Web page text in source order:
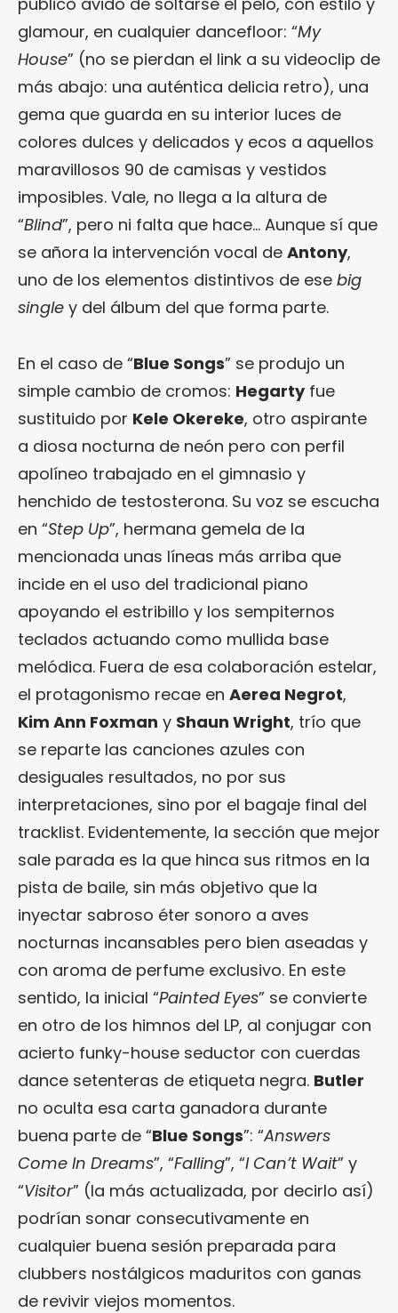
glamour, en cualquier dancefloor: “My
House” (no se pierdan el link a su videoclip de
más abajo: una auténtica delicia retro), una
gema que guarda en su interior luces de
colores dulces y delicados y ecos a aquellos
maravillosos 90 de camisas y vestidos
imposibles. Vale, no llega a la altura de
“Blind”, pero ni falta que hace… Aunque sí que
se añora la intervención vocal de Antony,
uno de los elementos distintivos de ese big
single y del álbum del que forma parte.
En el caso de “Blue Songs” se produjo un
simple cambio de cromos: Hegartyfue
sustituido por Kele Okereke, otro aspirante
a diosa nocturna de neón pero con perfil
apolíneo trabajado en el gimnasio y
henchido de testosterona. Su voz se escucha
en “Step Up”, hermana gemela de la
mencionada unas líneas más arriba que
incide en el uso del tradicional piano
apoyando el estribillo y los sempiternos
teclados actuando como mullida base
melódica. Fuera de esa colaboración estelar,
el protagonismo recae en Aerea Negrot,
Kim Ann Foxman y Shaun Wright, trío que
se reparte las canciones azules con
desiguales resultados, no por sus
interpretaciones, sino por el bagaje final del
tracklist. Evidentemente, la sección que mejor
sale parada es la que hinca sus ritmos en la
pista de baile, sin más objetivo que la
inyectar sabroso éter sonoro a aves
nocturnas incansables pero bien aseadas y
con aroma de perfume exclusivo. En este
sentido, la inicial “Painted Eyes” se convierte
en otro de los himnos del LP, al conjugar con
acierto funky-house seductor con cuerdas
dance setenteras de etiqueta negra. Butler
no oculta esa carta ganadora durante
buena parte de “Blue Songs”: “Answers
Come In Dreams”, “Falling”, “I Can’t Wait” y
“Visitor” (la más actualizada, por decirlo así)
podrían sonar consecutivamente en
cualquier buena sesión preparada para
clubbers nostálgicos maduritos con ganas
de revivir viejos momentos.